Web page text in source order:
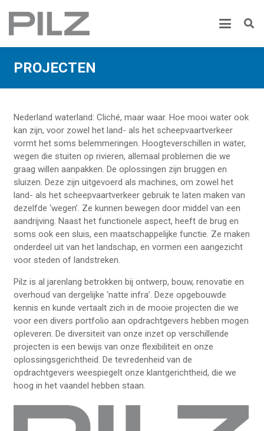
PROJECTEN
Nederland waterland: Cliché, maar waar. Hoe mooi water ook
kan zijn, voor zowel het land- als het scheepvaartverkeer
vormt het soms belemmeringen. Hoogteverschillen in water,
wegen die stuiten op rivieren, allemaal problemen die we
graag willen aanpakken. De oplossingen zijn bruggen en
sluizen. Deze zijn uitgevoerd als machines, om zowel het
land- als het scheepvaartverkeer gebruik te laten maken van
dezelfde ‘wegen’. Ze kunnen bewegen door middel van een
aandrijving. Naast het functionele aspect, heeft de brug en
soms ook een sluis, een maatschappelijke functie. Ze maken
onderdeel uit van het landschap, en vormen een aangezicht
voor steden of landstreken.
Pilz is al jarenlang betrokken bij ontwerp, bouw, renovatie en
overhoud van dergelijke ‘natte infra’. Deze opgebouwde
kennis en kunde vertaalt zich in de mooie projecten die we
voor een divers portfolio aan opdrachtgevers hebben mogen
opleveren. De diversiteit van onze inzet op verschillende
projecten is een bewijs van onze flexibiliteit en onze
oplossingsgerichtheid. De tevredenheid van de
opdrachtgevers weespiegelt onze klantgerichtheid, die we
hoog in het vaandel hebben staan.